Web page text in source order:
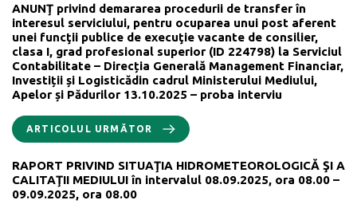
ANUNŢ privind demararea procedurii de transfer în
interesul serviciului, pentru ocuparea unui post aferent
unei funcţii publice de execuţie vacante de consilier,
clasa I, grad profesional superior (ID 224798) la Serviciul
Contabilitate – Direcția Generală Management Financiar,
Investiții și Logisticădin cadrul Ministerului Mediului,
Apelor și Pădurilor 13.10.2025 – proba interviu
ARTICOLUL URMĂTOR
RAPORT PRIVIND SITUAŢIA HIDROMETEOROLOGICĂ ŞI A
CALITAŢII MEDIULUI în intervalul 08.09.2025, ora 08.00 –
09.09.2025, ora 08.00